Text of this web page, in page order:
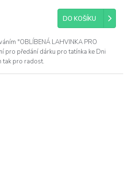
DO KOŠÍKU
"OBLÍBENÁ LAHVINKA PRO
pro předání dárku pro tatínka ke Dni
tak pro radost.